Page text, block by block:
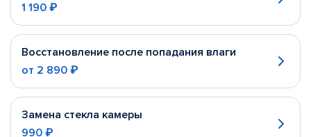
1 190 ₽
Восстановление после попадания влаги
от 2 890 ₽
Замена стекла камеры
990 ₽